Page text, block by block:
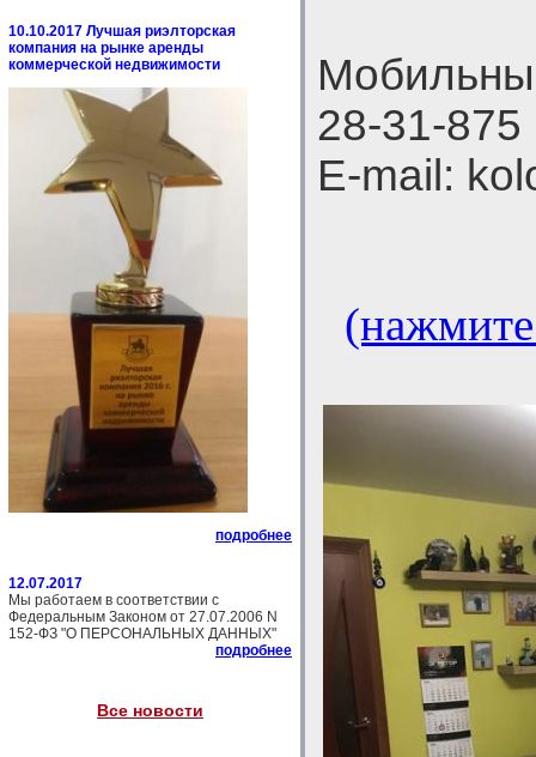
10.10.2017 Лучшая риэлторская
компания на рынке аренды
коммерческой недвижимости
подробнее
12.07.2017
Мы работаем в соответствии с
Федеральным Законом от 27.07.2006 N
152-ФЗ "О ПЕРСОНАЛЬНЫХ ДАННЫХ"
подробнее
Все новости
28-31-875
E-mail: